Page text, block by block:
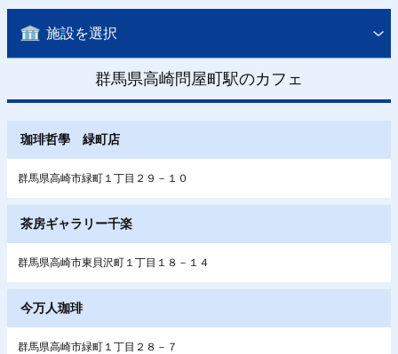
施設を選択
群馬県高崎問屋町駅のカフェ
珈琲哲學 緑町店
群馬県高崎市緑町１丁目２９－１０
茶房ギャラリー千楽
群馬県高崎市東貝沢町１丁目１８－１４
今万人珈琲
群馬県高崎市緑町１丁目２８－７